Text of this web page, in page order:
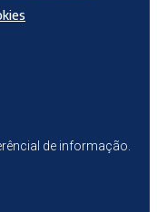
de informação.